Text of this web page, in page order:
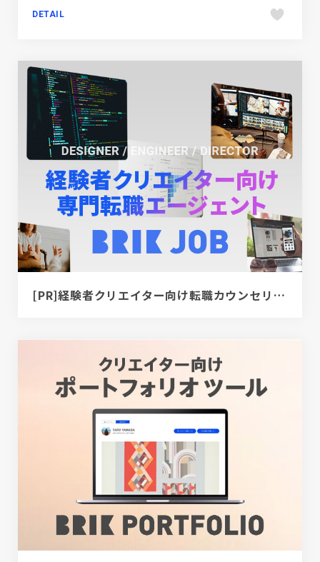
DETAIL
[PR]経験者クリエイター向け転職カウンセリング｜デザイナー / ディレクター / エンジニア